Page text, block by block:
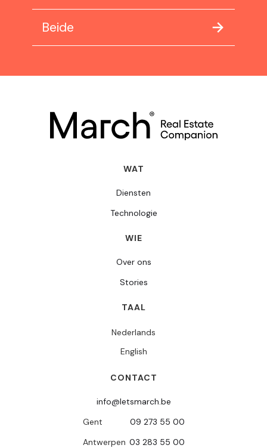
Beide
WAT
Diensten
Technologie
WIE
Over ons
Stories
TAAL
Nederlands
English
CONTACT
info@letsmarch.be
Gent
09 273 55 00
Antwerpen 03 283 55 00